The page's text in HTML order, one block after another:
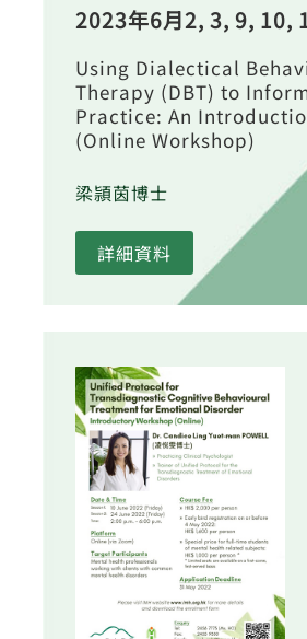
2023年6月2, 3, 9, 10,
Using Dialectical
Therapy (DBT) to
Practice: An
(Online Workshop)
梁頴茵博士
詳細資料